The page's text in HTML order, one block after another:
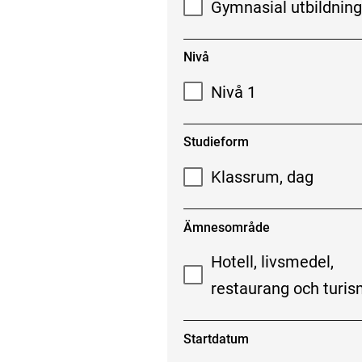
Gymnasial utbildning
Nivå
Nivå 1
Studieform
Klassrum, dag
Ämnesområde
Hotell, livsmedel,
restaurang och
Startdatum